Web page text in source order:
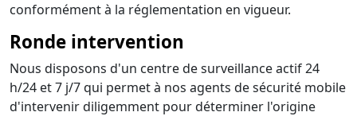
conformément à la réglementation en vigueur.
Ronde intervention
Nous disposons d'un centre de surveillance actif 24
h/24 et 7 j/7 qui permet à nos agents de sécurité mobile
d'intervenir diligemment pour déterminer l'origine